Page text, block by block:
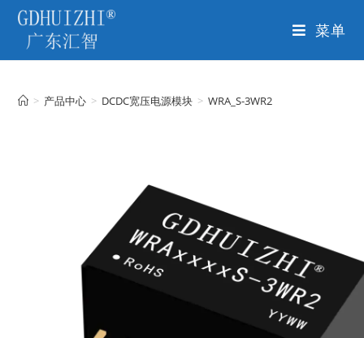
菜单
> 产品中心 > DCDC宽压电源模块 > WRA_S-3WR2